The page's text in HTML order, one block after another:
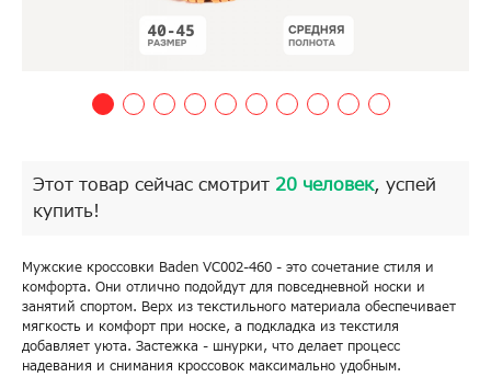
Этот товар сейчас смотрит 20 человек, успей
купить!
Мужские кроссовки Baden VC002-460 - это сочетание стиля и
комфорта. Они отлично подойдут для повседневной носки и
занятий спортом. Верх из текстильного материала обеспечивает
мягкость и комфорт при носке, а подкладка из текстиля
добавляет уюта. Застежка - шнурки, что делает процесс
надевания и снимания кроссовок максимально удобным.